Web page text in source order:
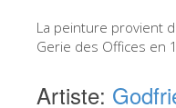
Les
Les
La peinture provient
Gerie des Offices en
Artiste: